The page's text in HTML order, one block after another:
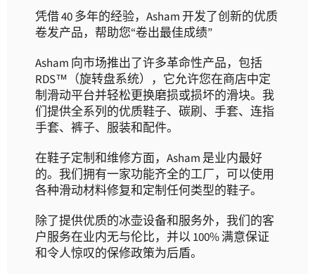
凭借 40 多年的经验，Asham 开发了创新的优质
卷发产品，帮助您“卷出最佳成绩”
Asham 向市场推出了许多革命性产品，包括
RDS™（旋转盘系统），它允许您在商店中定
制滑动平台并轻松更换磨损或损坏的滑块。我
们提供全系列的优质鞋子、碳刷、手套、连指
手套、裤子、服装和配件。
在鞋子定制和维修方面，Asham 是业内最好
的。我们拥有一家功能齐全的工厂，可以使用
各种滑动材料修复和定制任何类型的鞋子。
除了提供优质的冰壶设备和服务外，我们的客
户服务在业内无与伦比，并以 100% 满意保证
和令人惊叹的保修政策为后盾。